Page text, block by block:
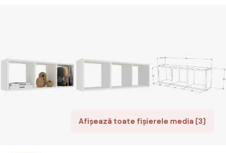
Afișează toate fișierele media (3)